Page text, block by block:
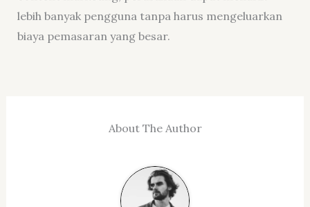
lebih banyak pengguna tanpa harus mengeluarkan
biaya pemasaran yang besar.
About The Author